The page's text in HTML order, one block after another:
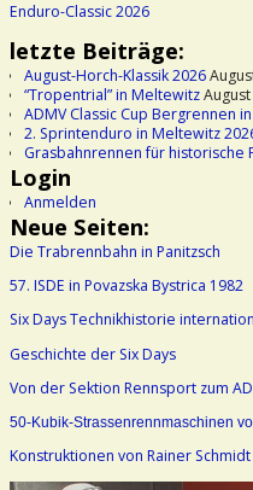
Enduro-Classic 2026
letzte Beiträge:
August-Horch-Klassik 2026
“Tropentrial” in Meltewitz
ADMV Classic Cup Bergrennen
2. Sprintenduro in Meltewitz
Grasbahnrennen für historische
Login
Anmelden
Neue Seiten:
Die Trabrennbahn in Panitzsch
57. ISDE in Povazska Bystrica 1982
Six Days Technikhistorie
Geschichte der Six Days
Von der Sektion Rennsport zum
50-Kubik-Strassenrennmaschinen
Konstruktionen von Rainer Schmidt